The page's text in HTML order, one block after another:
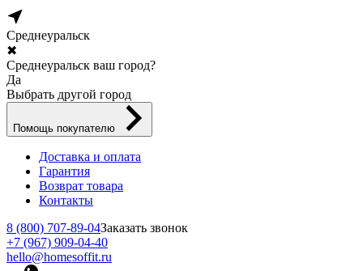
Среднеуральск
✖
Среднеуральск ваш город?
Да
Выбрать другой город
Помощь покупателю
Доставка и оплата
Гарантия
Возврат товара
Контакты
8 (800) 707-89-04Заказать звонок
+7 (967) 909-04-40
hello@homesoffit.ru